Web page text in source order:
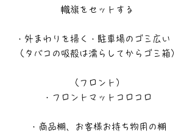
幟旗をセットする
・外まわりを掃く・駐車場のゴミ広い
（タバコの吸殻は濡らしてからゴミ箱）
（フロント）
・フロントマットコロコロ
・商品棚、お客様お持ち物用の棚